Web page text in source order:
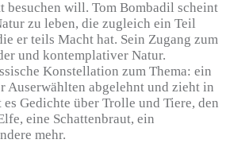
besuchen will. Tom Bombadil scheint
zu leben, die zugleich ein Teil
er teils Macht hat. Sein Zugang zum
und kontemplativer Natur.
Konstellation zum Thema: ein
Auserwählten abgelehnt und zieht in
Gedichte über Trolle und Tiere, den
eine Schattenbraut, ein
mehr.